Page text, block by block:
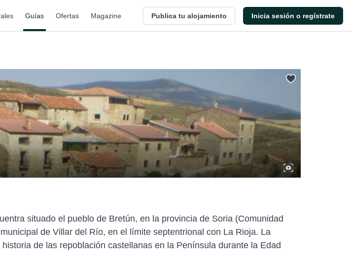
Guías Ofertas Magazine Publica tu alojamiento Inicia sesión o regístrate
situado el pueblo de Bretún, en la provincia de Soria (Comunidad
de Villar del Río, en el límite septentrional con La Rioja. La
de las repoblación castellanas en la Península durante la Edad